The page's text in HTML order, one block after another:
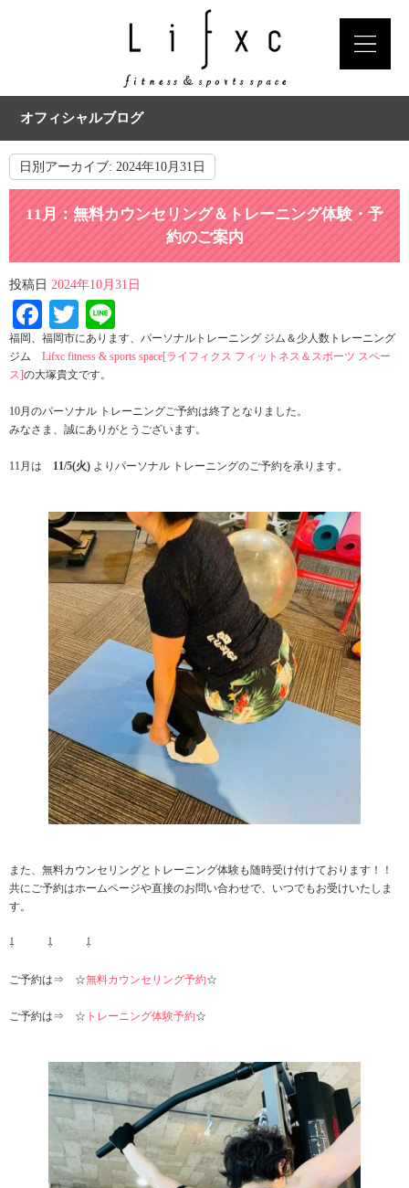
オフィシャルブログ
日別アーカイブ: 2024年10月31日
11月：無料カウンセリング＆トレーニング体験・予
約のご案内
投稿日 2024年10月31日
Facebook
Twitter
福岡、福岡市にあります、パーソナルトレーニング ジム＆少人数トレーニング
ジム Lifxc fitness & sports space[ライフィクス フィットネス＆スポーツ スペー
ス]の大塚貴文です。
10月のパーソナル トレーニングご予約は終了となりました。
みなさま、誠にありがとうございます。
11月は 11/5(火) よりパーソナル トレーニングのご予約を承ります。
また、無料カウンセリングとトレーニング体験も随時受け付けております！！
共にご予約はホームページや直接のお問い合わせで、いつでもお受けいたしま
す。
⇩ ⇩ ⇩
ご予約は⇒ ☆無料カウンセリング予約☆
ご予約は⇒ ☆ トレーニング体験予約☆